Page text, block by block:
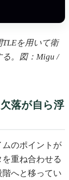
を用いて衛
。図：Migu /
落が自ら浮
のポイントが
重ね合わせる
へと移ってい